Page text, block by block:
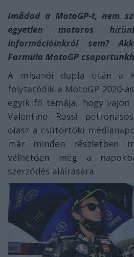
Imádod a MotoGP-t, nem
egyetlen motoros
információinkról sem?
Formula MotoGP
A misanói dupla után a
folytatódik a MotoGP 2020-
egyik fő témája, hogy vajon
Valentino Rossi
olasz a csütörtöki
már minden részletben
vélhetően még a
szerződés aláírására.